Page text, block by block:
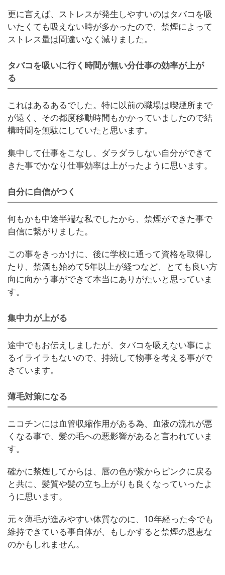
更に言えば、ストレスが発生しやすいのはタバコを吸
いたくても吸えない時が多かったので、禁煙によって
ストレス量は間違いなく減りました。
タバコを吸いに行く時間が無い分仕事の効率が上が
る
これはあるあるでした。特に以前の職場は喫煙所まで
が遠く、その都度移動時間もかかっていましたので結
構時間を無駄にしていたと思います。
集中して仕事をこなし、ダラダラしない自分ができて
きた事でかなり仕事効率は上がったように思います。
自分に自信がつく
何もかも中途半端な私でしたから、禁煙ができた事で
自信に繋がりました。
この事をきっかけに、後に学校に通って資格を取得し
たり、禁酒も始めて5年以上が経つなど、とても良い方
向に向かう事ができて本当にありがたいと思っていま
す。
集中力が上がる
途中でもお伝えしましたが、タバコを吸えない事によ
るイライラもないので、持続して物事を考える事がで
きています。
薄毛対策になる
ニコチンには血管収縮作用がある為、血液の流れが悪
くなる事で、髪の毛への悪影響があると言われていま
す。
確かに禁煙してからは、唇の色が紫からピンクに戻る
と共に、髪質や髪の立ち上がりも良くなっていったよ
うに思います。
元々薄毛が進みやすい体質なのに、10年経った今でも
維持できている事自体が、もしかすると禁煙の恩恵な
のかもしれません。